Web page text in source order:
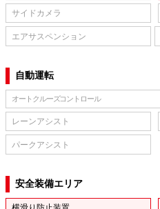
サイドカメラ
エアサスペンション
自動運転
オートクルーズコントロール
レーンアシスト
パークアシスト
安全装備エリア